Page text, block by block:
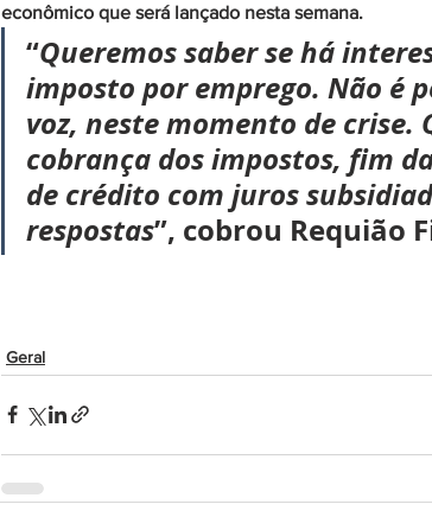
econômico que será lançado nesta semana.
“Queremos saber se há
imposto por emprego. Não é
voz, neste momento de
cobrança dos impostos, fim
de crédito com juros
respostas”, cobrou Requião
Geral